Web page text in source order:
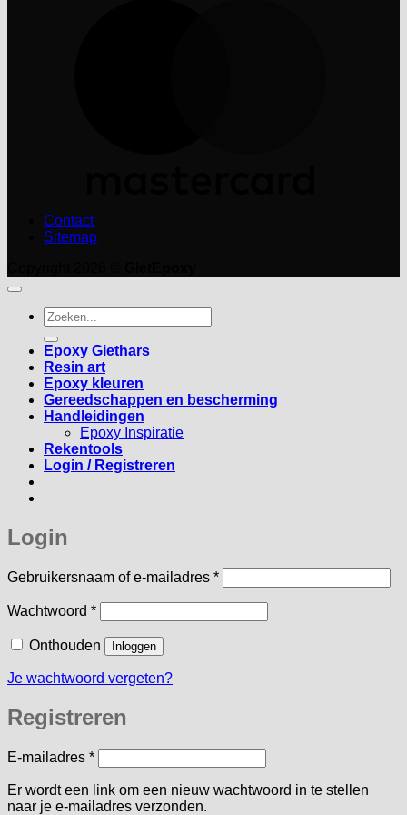
Contact
Sitemap
Zoeken
naar:
Epoxy Giethars
Resin art
Epoxy kleuren
Gereedschappen en bescherming
Handleidingen
Epoxy Inspiratie
Rekentools
Login / Registreren
Login
Gebruikersnaam of e-mailadres *Vereist
Wachtwoord *Vereist
Onthouden Inloggen
Je wachtwoord vergeten?
Registreren
E-mailadres *Vereist
Er wordt een link om een nieuw wachtwoord in te stellen
naar je e-mailadres verzonden.